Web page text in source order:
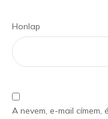
Honlap
A nevem, e-mail címem,